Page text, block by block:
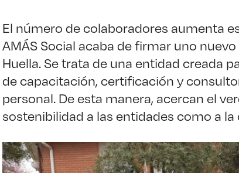
El número de colaboradores aumenta
AMÁS Social acaba de firmar uno
Huella. Se trata de una entidad creada
de capacitación, certificación y
personal. De esta manera, acercan el
sostenibilidad a las entidades como a la